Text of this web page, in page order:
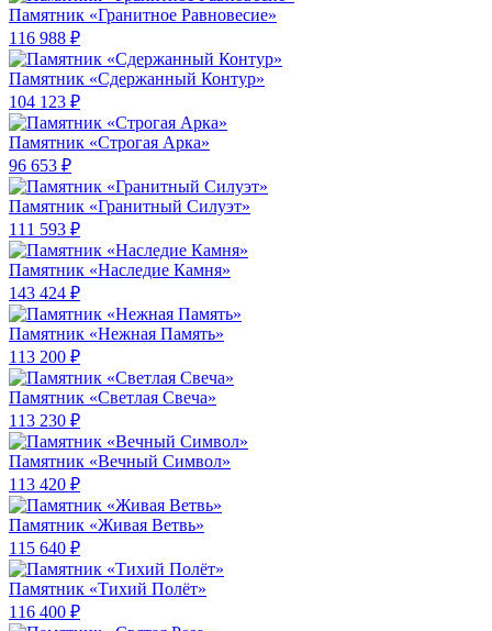
Памятник «Гранитное Равновесие»
116 988 ₽
Памятник «Сдержанный Контур»
104 123 ₽
Памятник «Строгая Арка»
96 653 ₽
Памятник «Гранитный Силуэт»
111 593 ₽
Памятник «Наследие Камня»
143 424 ₽
Памятник «Нежная Память»
113 200 ₽
Памятник «Светлая Свеча»
113 230 ₽
Памятник «Вечный Символ»
113 420 ₽
Памятник «Живая Ветвь»
115 640 ₽
Памятник «Тихий Полёт»
116 400 ₽